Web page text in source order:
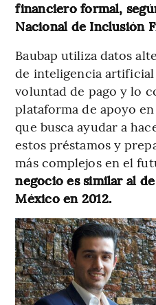
financiero formal,
Nacional de Inclusión
Baubap utiliza datos
de inteligencia
voluntad de pago y lo
plataforma de apoyo
que busca ayudar a
estos préstamos y
más complejos en el
negocio es similar al
México en 2012.